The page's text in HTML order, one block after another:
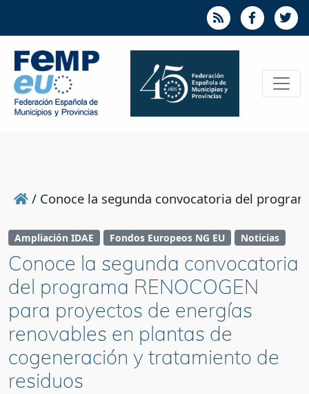
/ Conoce la segunda convocatoria del
Ampliación IDAE Fondos Europeos NG EU Noticias
Conoce la segunda convocatoria
del programa RENOCOGEN
para proyectos de energías
renovables en plantas de
cogeneración y tratamiento de
residuos